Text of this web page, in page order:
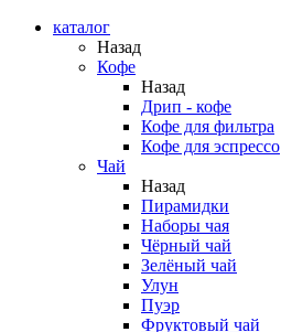
каталог
Назад
Кофе
Назад
Дрип - кофе
Кофе для фильтра
Кофе для эспрессо
Чай
Назад
Пирамидки
Наборы чая
Чёрный чай
Зелёный чай
Улун
Пуэр
Фруктовый чай